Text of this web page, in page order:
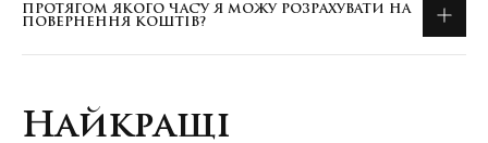
ПРОТЯГОМ ЯКОГО ЧАСУ Я МОЖУ РОЗРАХУВАТИ НА
ПОВЕРНЕННЯ КОШТІВ?
Найкращі